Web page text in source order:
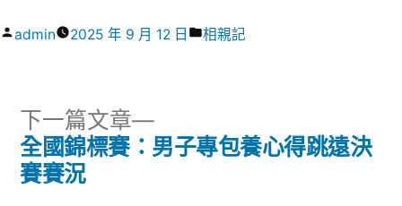
作
admin 2025 年 9 月 12 日
分
相親記
文
下一篇文章
下
一
全國錦標賽：男子專包養心得跳遠決
賽賽況